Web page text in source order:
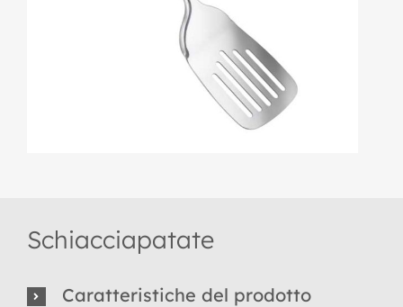
Schiacciapatate
Caratteristiche del prodotto